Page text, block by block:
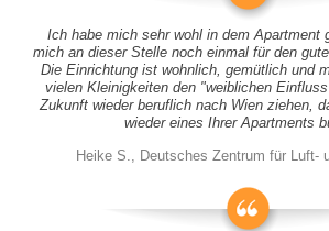
Ich habe mich sehr wohl in dem Apartment
mich an dieser Stelle noch einmal für den
Die Einrichtung ist wohnlich, gemütlich und
vielen Kleinigkeiten den "weiblichen
Zukunft wieder beruflich nach Wien ziehen,
wieder eines Ihrer Apartments
Heike S., Deutsches Zentrum für Luft-